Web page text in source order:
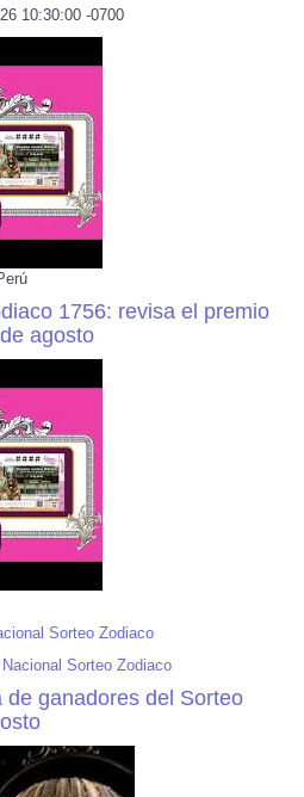
10:30:00 -0700
1756: revisa el premio
agosto
Sorteo Zodiaco
Sorteo Zodiaco
de ganadores del Sorteo